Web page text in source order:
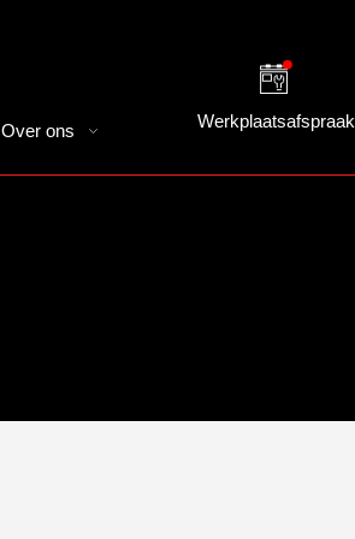
Over ons
Werkplaatsafspraak